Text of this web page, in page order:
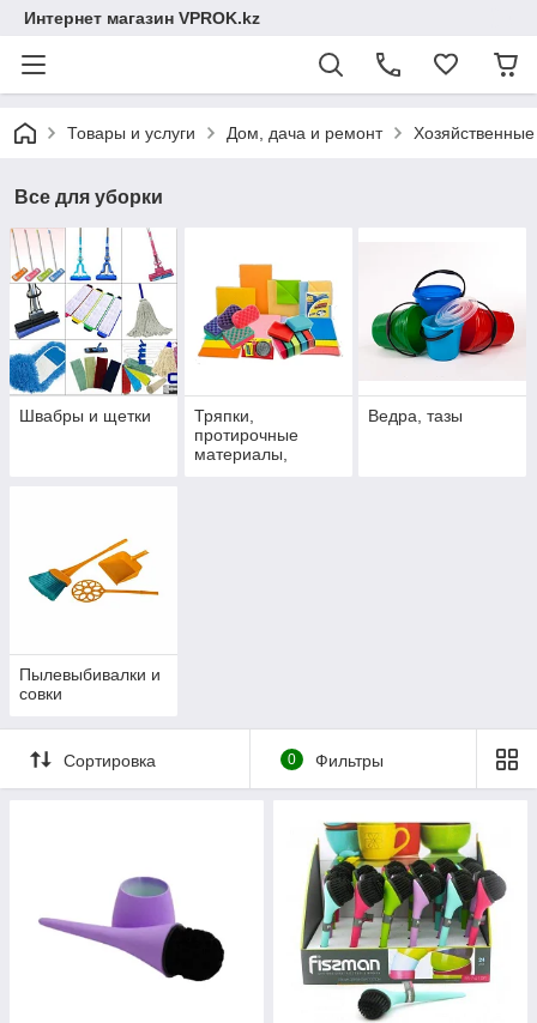
Интернет магазин VPROK.kz
Товары и услуги Дом, дача и ремонт
Все для уборки
Швабры и щетки
Тряпки,
протирочные
материалы,
Ведра, тазы
Пылевыбивалки и
совки
Сортировка 0 Фильтры